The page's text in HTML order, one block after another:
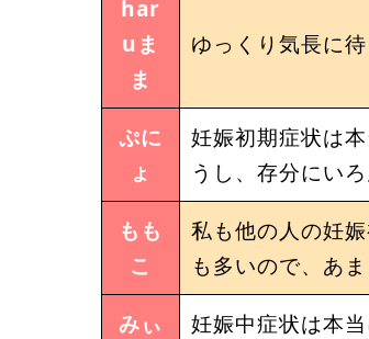
har
uま
ま
ゆっくり気長に
ぷに
ょ
妊娠初期症状は
うし、存分にい
もも
こ
私も他の人の妊
も多いので、あ
みぃ
妊娠中症状は本